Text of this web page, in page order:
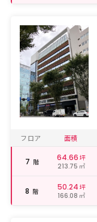
フロア 面積
7 階 64.66 坪
213.75 ㎡
8 階 50.24 坪
166.08 ㎡